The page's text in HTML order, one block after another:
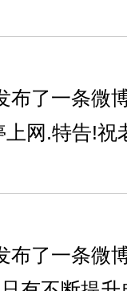
布了一条微
网.特告!祝
布了一条微